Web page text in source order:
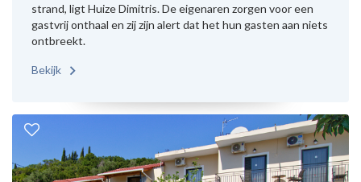
strand, ligt Huize Dimitris. De eigenaren zorgen voor een
gastvrij onthaal en zij zijn alert dat het hun gasten aan niets
ontbreekt.
Bekijk